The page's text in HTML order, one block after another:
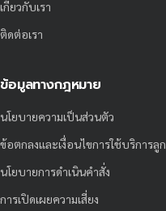
เกี่ยวกับเรา
ติดต่อเรา
ข้อมูลทางกฎหมาย
นโยบายความเป็นส่วนตัว
ข้อตกลงและเงื่อนไขการใช้บริการลู
นโยบายการดำเนินคำสั่ง
การเปิดเผยความเสี่ยง